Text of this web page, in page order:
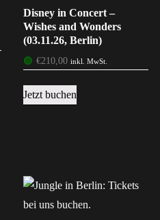
Disney in Concert –
Wishes and Wonders
(03.11.26, Berlin)
🟢 €210,00 inkl. MwSt.
Jetzt buchen